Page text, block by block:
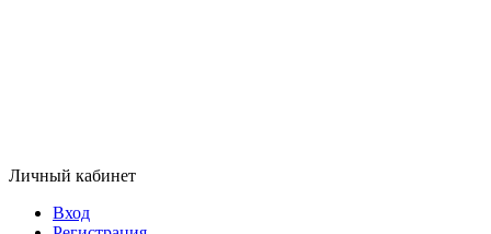
Личный кабинет
Вход